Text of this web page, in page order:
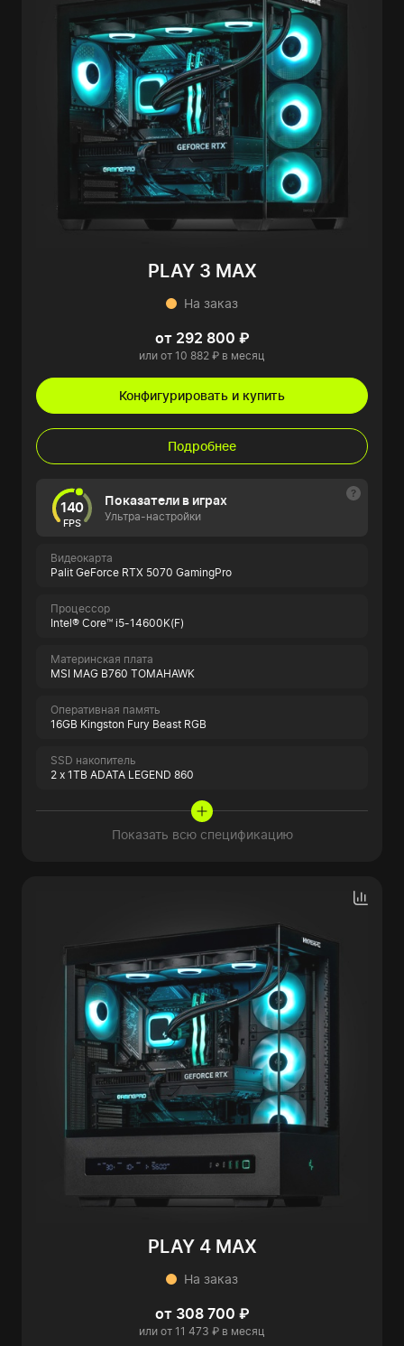
PLAY 3 MAX
На заказ
от 292 800 ₽
или от 10 882 ₽ в месяц
Конфигурировать и купить
Подробнее
140
FPS
Показатели в играх
Ультра-настройки
Видеокарта
Palit GeForce RTX 5070 GamingPro
Процессор
Intel® Core™ i5-14600K(F)
Материнская плата
MSI MAG B760 TOMAHAWK
Оперативная память
16GB Kingston Fury Beast RGB
SSD накопитель
2 x 1TB ADATA LEGEND 860
Показать всю спецификацию
PLAY 4 MAX
На заказ
от 308 700 ₽
или от 11 473 ₽ в месяц